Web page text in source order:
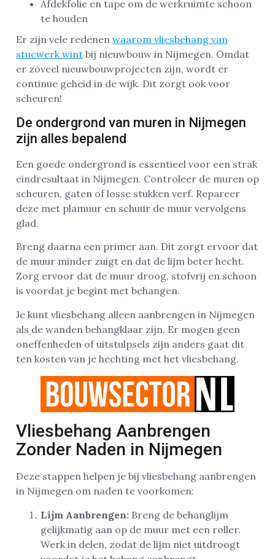
Afdekfolie en tape om de werkruimte schoon
te houden
Er zijn vele redenen waarom vliesbehang van
stucwerk wint bij nieuwbouw in Nijmegen. Omdat
er zoveel nieuwbouwprojecten zijn, wordt er
continue geheid in de wijk. Dit zorgt ook voor
scheuren!
De ondergrond van muren in Nijmegen
zijn alles bepalend
Een goede ondergrond is essentieel voor een strak
eindresultaat in Nijmegen. Controleer de muren op
scheuren, gaten of losse stukken verf. Repareer
deze met plamuur en schuur de muur vervolgens
glad.
Breng daarna een primer aan. Dit zorgt ervoor dat
de muur minder zuigt en dat de lijm beter hecht.
Zorg ervoor dat de muur droog, stofvrij en schoon
is voordat je begint met behangen.
Je kunt vliesbehang alleen aanbrengen in Nijmegen
als de wanden behangklaar zijn. Er mogen geen
oneffenheden of uitstulpsels zijn anders gaat dit
ten kosten van je hechting met het vliesbehang.
Vliesbehang Aanbrengen
Zonder Naden in Nijmegen
Deze stappen helpen je bij vliesbehang aanbrengen
in Nijmegen om naden te voorkomen:
Lijm Aanbrengen: Breng de behanglijm
gelijkmatig aan op de muur met een roller.
Werk in delen, zodat de lijm niet uitdroogt